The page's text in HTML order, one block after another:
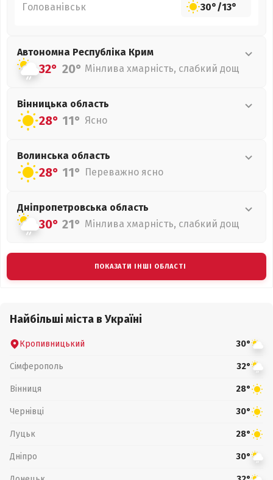
Голованівськ 30°/13°
Автономна Республіка Крим
32° 20° Мінлива хмарність, слабкий дощ
Вінницька область
28° 11° Ясно
Волинська область
28° 11° Переважно ясно
Дніпропетровська область
30° 21° Мінлива хмарність, слабкий дощ
ПОКАЗАТИ ІНШІ ОБЛАСТІ
Найбільші міста в Україні
Кропивницький 30°
Сімферополь 32°
Вінниця 28°
Чернівці 30°
Луцьк 28°
Дніпро 30°